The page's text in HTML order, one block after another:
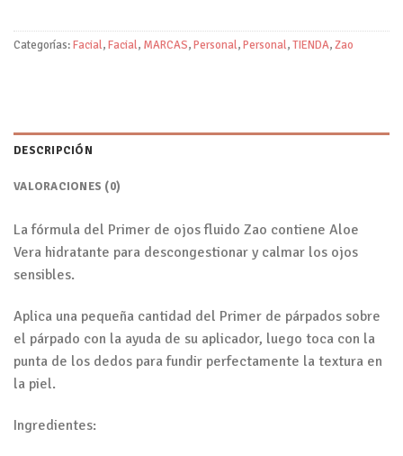
Categorías:Facial,Facial, MARCAS,Personal,Personal,TIENDA,Zao
DESCRIPCIÓN
VALORACIONES (0)
La fórmula del Primer de ojos fluido Zao contiene Aloe
Vera hidratante para descongestionar y calmar los ojos
sensibles.
Aplica una pequeña cantidad del Primer de párpados sobre
el párpado con la ayuda de su aplicador, luego toca con la
punta de los dedos para fundir perfectamente la textura en
la piel.
Ingredientes: